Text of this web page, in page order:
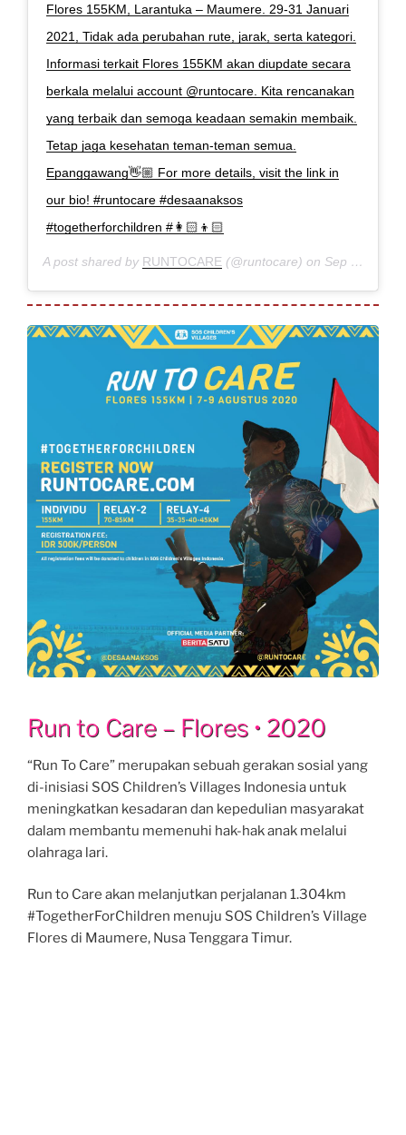
Flores 155KM, Larantuka – Maumere. 29-31 Januari
2021, Tidak ada perubahan rute, jarak, serta kategori.
Informasi terkait Flores 155KM akan diupdate secara
berkala melalui account @runtocare. Kita rencanakan
yang terbaik dan semoga keadaan semakin membaik.
Tetap jaga kesehatan teman-teman semua.
Epanggawang👋🏼 For more details, visit the link in
our bio! #runtocare #desaanaksos
#togetherforchildren #👩🏻👦🏻
A post shared by RUNTOCARE (@runtocare) on Sep 4, 2020 at 9:54pm PDT
Run to Care – Flores • 2020
“Run To Care” merupakan sebuah gerakan sosial yang
di-inisiasi SOS Children’s Villages Indonesia untuk
meningkatkan kesadaran dan kepedulian masyarakat
dalam membantu memenuhi hak-hak anak melalui
olahraga lari.
Run to Care akan melanjutkan perjalanan 1.304km
#TogetherForChildren menuju SOS Children’s Village
Flores di Maumere, Nusa Tenggara Timur.